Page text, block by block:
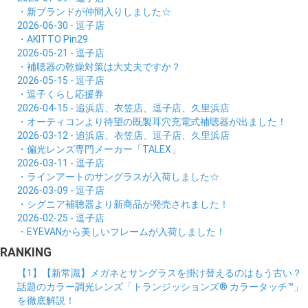
・新ブランドが仲間入りしました☆
2026-06-30 - 逗子店
・AKITTO Pin29
2026-05-21 - 逗子店
・補聴器の乾燥対策は大丈夫ですか？
2026-05-15 - 逗子店
・逗子くらし応援券
2026-04-15 - 追浜店、衣笠店、逗子店、久里浜店
・オーティコンより待望の既製耳穴充電式補聴器が出ました！
2026-03-12 - 追浜店、衣笠店、逗子店、久里浜店
・偏光レンズ専門メーカー「TALEX」
2026-03-11 - 逗子店
・ラインアートのサングラスが入荷しました☆
2026-03-09 - 逗子店
・シグニア補聴器より新商品が発売されました！
2026-02-25 - 逗子店
・EYEVANから美しいフレームが入荷しました！
RANKING
【1】【新常識】メガネとサングラスを掛け替えるのはもう古い？
話題のカラー調光レンズ「トランジッションズ® カラータッチ™」
を徹底解説！